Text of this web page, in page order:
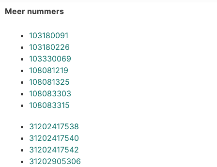
Meer nummers
103180091
103180226
103330069
108081219
108081325
108083303
108083315
31202417538
31202417540
31202417542
31202905306